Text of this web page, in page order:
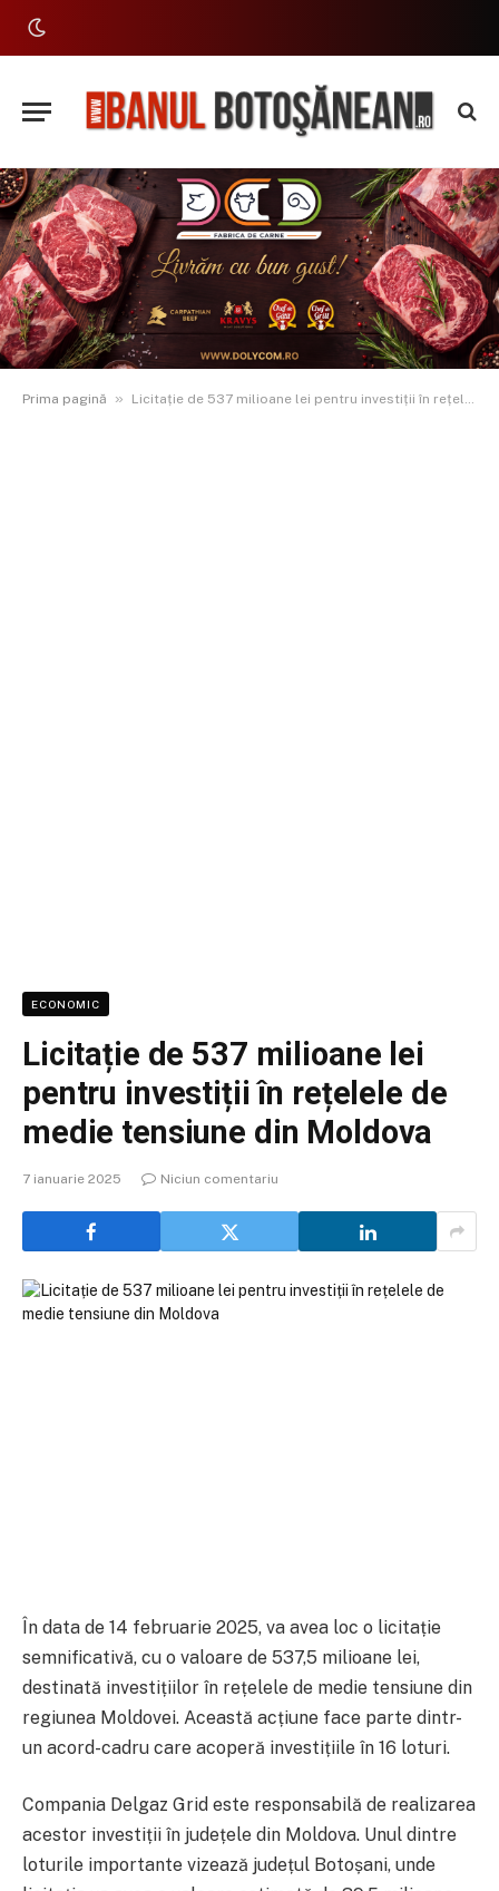
Prima pagină » Licitație de 537 milioane lei pentru investiții în rețelele de medie tensiune din Moldova
ECONOMIC
Licitație de 537 milioane lei
pentru investiții în rețelele de
medie tensiune din Moldova
7 ianuarie 2025 Niciun comentariu
În data de 14 februarie 2025, va avea loc o licitație
semnificativă, cu o valoare de 537,5 milioane lei,
destinată investițiilor în rețelele de medie tensiune din
regiunea Moldovei. Această acțiune face parte dintr-
un acord-cadru care acoperă investițiile în 16 loturi.
Compania Delgaz Grid este responsabilă de realizarea
acestor investiții în județele din Moldova. Unul dintre
loturile importante vizează județul Botoșani, unde